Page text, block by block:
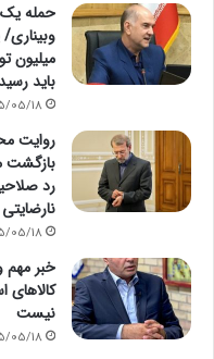
حمله
میلیون
باید
05/18
روایت
بازگشت
05/18
خبر مهم
نیست
05/18